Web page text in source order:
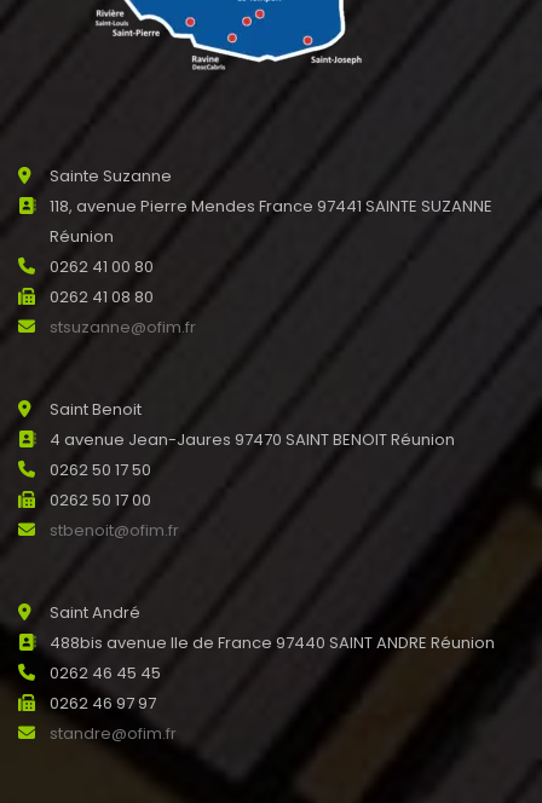
Sainte Suzanne
118, avenue Pierre Mendes France 97441 SAINTE SUZANNE
Réunion
0262 41 00 80
0262 41 08 80
stsuzanne@ofim.fr
Saint Benoit
4 avenue Jean-Jaures 97470 SAINT BENOIT Réunion
0262 50 17 50
0262 50 17 00
stbenoit@ofim.fr
Saint André
488bis avenue Ile de France 97440 SAINT ANDRE Réunion
0262 46 45 45
0262 46 97 97
standre@ofim.fr